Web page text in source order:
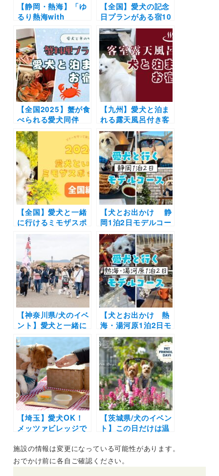
【静岡・熱海】「ゆ
るり熱海with
DOGS」に愛犬と泊
まってきたよ！露天
風呂付きお部屋やル
ーフトップドッグラ
ンを大満喫
【全国】愛犬の記念
日プランがある宿10
選！お誕生日からう
ちの子記念日までに
おすすめの施設をご
紹介（実際のおでか
けレポートあり）
【全国2025】蟹が食
べられる愛犬同伴
OKの宿10選！ズワ
イガニや松葉ガニな
ど冬の味覚を味わお
う♪
【九州】愛犬と泊ま
れる露天風呂付き客
室のある宿10選！ワ
ンちゃん用風呂やド
ッグラン完備の施設
も（おでかけレポー
トあり）
【全国】愛犬と一緒
に行けるミモザスポ
ット9選！期間限定
イベントからドッグ
フレンドリーな施設
までをご紹介（おで
かけレポートあり）
【犬とお出かけ 静
岡1泊2日モデルコー
ス】浜名湖満喫旅！
浜名湖ガーデンパー
ク～沖縄cafe果報～
浜名湖遊覧クルーズ
～KAREN浜名湖
with Dog
【神奈川県/犬のイベ
ント】愛犬と一緒に
ゴーカートに乗れ
る！「SOLEIL DOG
PARADE 2025」
（長井海の手公園 ソ
レイユの丘）1/25～
1/26
【犬とお出かけ 熱
海・湯河原1泊2日モ
デルコース】グルメ
旅やドッグフレンド
リー宿での時間を満
喫！ラ・ピーニャ コ
ーヒー～ゆるり熱海
with DOGS～伊豆山
神社～GOOD DAY
CAFE
【埼玉】愛犬OK！
メッツァビレッジで
プが期間限定オープ
ン！ドッグラン併設
【茨城県/犬のイベン
ト】この日だけは温
OK「ペットフレン
ドリーデイズ」（い
施設の情報は変更になっている可能性があります。
おでかけ前に各自ご確認ください。